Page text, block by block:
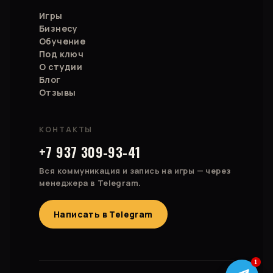
Игры
Бизнесу
Обучение
Под ключ
О студии
Блог
Отзывы
КОНТАКТЫ
+7 937 309-93-41
Вся коммуникация и запись на игры — через
менеджера в Telegram.
Написать в Telegram
1